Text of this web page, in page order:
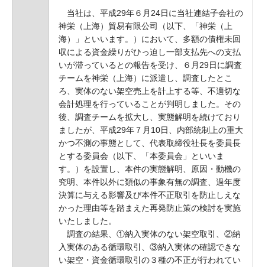
当社は、平成29年６月24日に当社連結子会社の
神栄（上海）貿易有限公司（以下、「神栄（上
海）」といいます。）において、多額の債権未回
収による資金繰りがひっ迫し一部支払先への支払
いが滞っているとの報告を受け、６月29日に調査
チームを神栄（上海）に派遣し、調査したとこ
ろ、実体のない架空売上を計上する等、不適切な
会計処理を行っていることが判明しました。その
後、調査チームを拡大し、実態解明を続けており
ましたが、平成29年７月10日、内部統制上の重大
かつ不測の事態として、代表取締役社長を委員長
とする委員会（以下、「本委員会」といいま
す。）を設置し、本件の実態解明、原因・動機の
究明、本件以外に類似の事象有無の調査、過年度
決算に与える影響及び本件不正取引を防止しえな
かった理由等を踏まえた再発防止策の検討を実施
いたしました。
調査の結果、①納入実体のない架空取引、②納
入実体のある循環取引、③納入実体の確認できな
い架空・資金循環取引の３種の不正が行われてい